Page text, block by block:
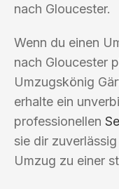
nach Gloucester.
Wenn du einen
nach Gloucester
Umzugskönig
erhalte ein
professionellen
sie dir
Umzug zu einer